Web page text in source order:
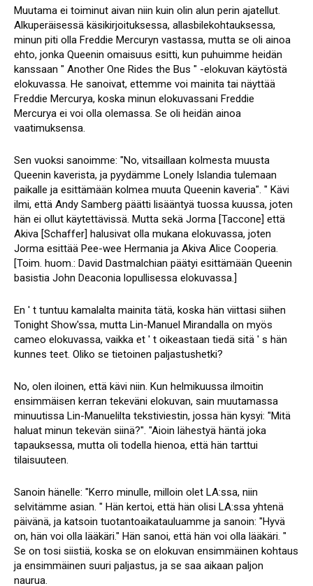
Muutama ei toiminut aivan niin kuin olin alun perin ajatellut.
Alkuperäisessä käsikirjoituksessa, allasbilekohtauksessa,
minun piti olla Freddie Mercuryn vastassa, mutta se oli ainoa
ehto, jonka Queenin omaisuus esitti, kun puhuimme heidän
kanssaan " Another One Rides the Bus " -elokuvan käytöstä
elokuvassa. He sanoivat, ettemme voi mainita tai näyttää
Freddie Mercurya, koska minun elokuvassani Freddie
Mercurya ei voi olla olemassa. Se oli heidän ainoa
vaatimuksensa.
Sen vuoksi sanoimme: "No, vitsaillaan kolmesta muusta
Queenin kaverista, ja pyydämme Lonely Islandia tulemaan
paikalle ja esittämään kolmea muuta Queenin kaveria". " Kävi
ilmi, että Andy Samberg päätti lisääntyä tuossa kuussa, joten
hän ei ollut käytettävissä. Mutta sekä Jorma [Taccone] että
Akiva [Schaffer] halusivat olla mukana elokuvassa, joten
Jorma esittää Pee-wee Hermania ja Akiva Alice Cooperia.
[Toim. huom.: David Dastmalchian päätyi esittämään Queenin
basistia John Deaconia lopullisessa elokuvassa.]
En ' t tuntuu kamalalta mainita tätä, koska hän viittasi siihen
Tonight Show'ssa, mutta Lin-Manuel Mirandalla on myös
cameo elokuvassa, vaikka et ' t oikeastaan tiedä sitä ' s hän
kunnes teet. Oliko se tietoinen paljastushetki?
No, olen iloinen, että kävi niin. Kun helmikuussa ilmoitin
ensimmäisen kerran tekeväni elokuvan, sain muutamassa
minuutissa Lin-Manuelilta tekstiviestin, jossa hän kysyi: "Mitä
haluat minun tekevän siinä?". "Aioin lähestyä häntä joka
tapauksessa, mutta oli todella hienoa, että hän tarttui
tilaisuuteen.
Sanoin hänelle: "Kerro minulle, milloin olet LA:ssa, niin
selvitämme asian. " Hän kertoi, että hän olisi LA:ssa yhtenä
päivänä, ja katsoin tuotantoaikatauluamme ja sanoin: "Hyvä
on, hän voi olla lääkäri." Hän sanoi, että hän voi olla lääkäri. "
Se on tosi siistiä, koska se on elokuvan ensimmäinen kohtaus
ja ensimmäinen suuri paljastus, ja se saa aikaan paljon
naurua.